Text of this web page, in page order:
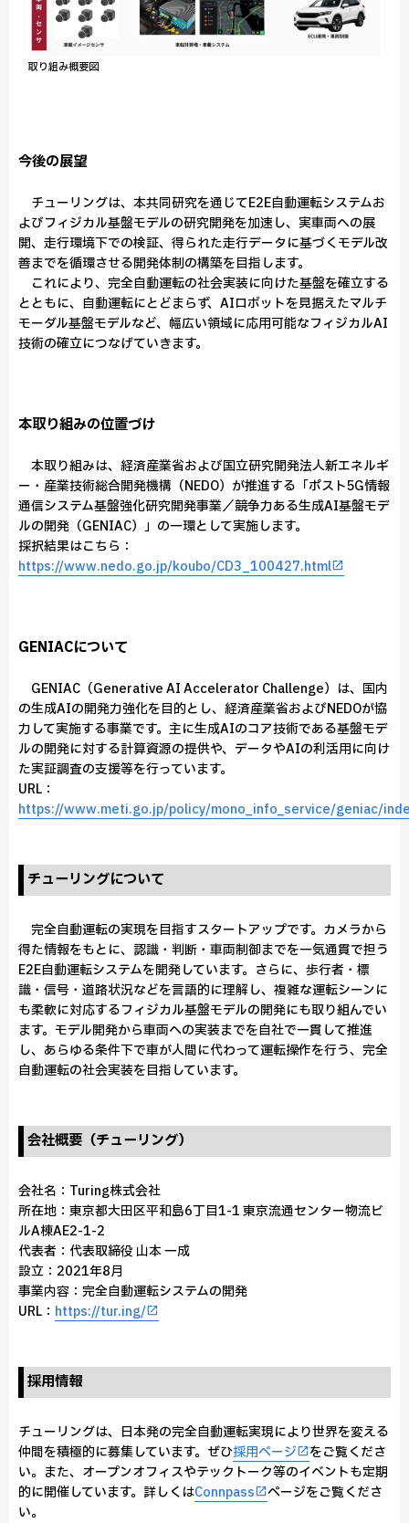
取り組み概要図
今後の展望
チューリングは、本共同研究を通じてE2E自動運転システムお
よびフィジカル基盤モデルの研究開発を加速し、実車両への展
開、走行環境下での検証、得られた走行データに基づくモデル改
善までを循環させる開発体制の構築を目指します。
これにより、完全自動運転の社会実装に向けた基盤を確立する
とともに、自動運転にとどまらず、AIロボットを見据えたマルチ
モーダル基盤モデルなど、幅広い領域に応用可能なフィジカルAI
技術の確立につなげていきます。
本取り組みの位置づけ
本取り組みは、経済産業省および国立研究開発法人新エネルギ
ー・産業技術総合開発機構（NEDO）が推進する「ポスト5G情報
通信システム基盤強化研究開発事業／競争力ある生成AI基盤モデ
ルの開発（GENIAC）」の一環として実施します。
採択結果はこちら：
https://www.nedo.go.jp/koubo/CD3_100427.html
GENIACについて
GENIAC（Generative AI Accelerator Challenge）は、国内
の生成AIの開発力強化を目的とし、経済産業省およびNEDOが協
力して実施する事業です。主に生成AIのコア技術である基盤モデ
ルの開発に対する計算資源の提供や、データやAIの利活用に向け
た実証調査の支援等を行っています。
URL：
https://www.meti.go.jp/policy/mono_info_service/geniac/
チューリングについて
完全自動運転の実現を目指すスタートアップです。カメラから
得た情報をもとに、認識・判断・車両制御までを一気通貫で担う
E2E自動運転システムを開発しています。さらに、歩行者・標
識・信号・道路状況などを言語的に理解し、複雑な運転シーンに
も柔軟に対応するフィジカル基盤モデルの開発にも取り組んでい
ます。モデル開発から車両への実装までを自社で一貫して推進
し、あらゆる条件下で車が人間に代わって運転操作を行う、完全
自動運転の社会実装を目指しています。
会社概要（チューリング）
会社名：Turing株式会社
所在地：東京都大田区平和島6丁目1-1 東京流通センター物流ビ
ルA棟AE2-1-2
代表者：代表取締役 山本 一成
設立：2021年8月
事業内容：完全自動運転システムの開発
URL： https://tur.ing/
採用情報
チューリングは、日本発の完全自動運転実現により世界を変える
仲間を積極的に募集しています。ぜひ採用ページ
をご覧くださ
い。また、オープンオフィスやテックトーク等のイベントも定期
的に開催しています。詳しくはConnpass
ページをご覧くださ
い。